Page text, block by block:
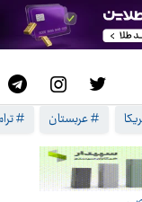
# عربستان #